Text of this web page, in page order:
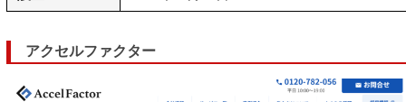
アクセルファクター